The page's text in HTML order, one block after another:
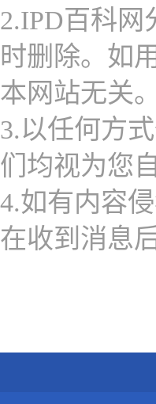
2.IPD百科网
时删除。如
本网站无关。
3.以任何方
们均视为您
4.如有内容
在收到消息